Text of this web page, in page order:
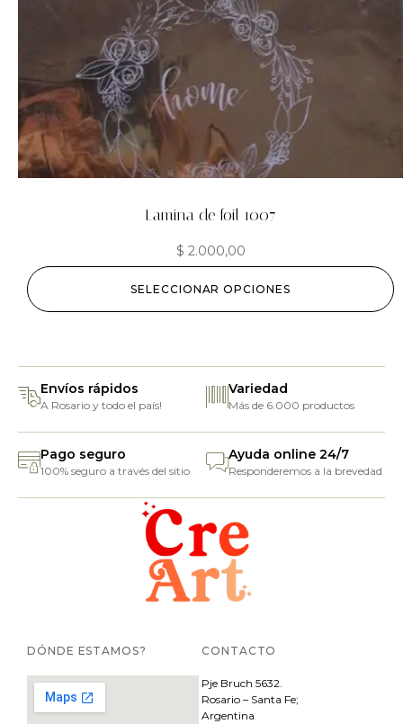
Lamina de foil 1007
$ 2.000,00
SELECCIONAR OPCIONES
Envíos rápidos
A Rosario y todo el país!
Variedad
Más de 6.000 productos
Pago seguro
100% seguro a través del sitio
Ayuda online 24/7
Responderemos a la brevedad
DÓNDE ESTAMOS? CONTACTO
Pje Bruch 5632.
Rosario – Santa Fe;
Argentina